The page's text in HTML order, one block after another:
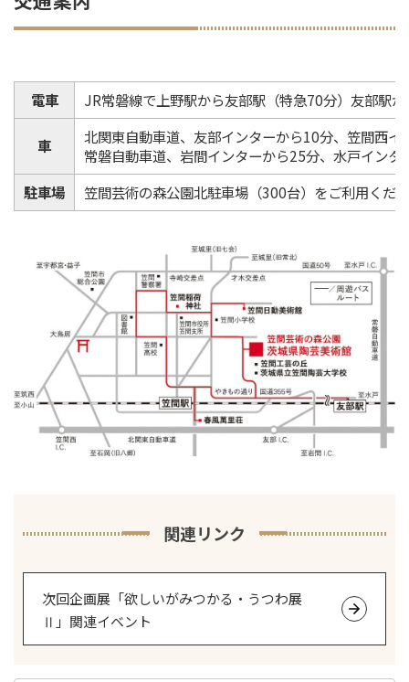
電車 JR常磐線で上野駅から友部駅（特急70分）友部駅
車
北関東自動車道、友部インターから10分、笠間西イ
常磐自動車道、岩間インターから25分、水戸インタ
駐車場
笠間芸術の森公園北駐車場（300台）をご利用くだ
関連リンク
次回企画展「欲しいがみつかる・うつわ展
Ⅱ」関連イベント